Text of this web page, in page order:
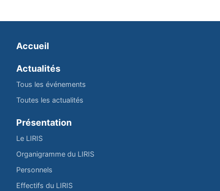
Accueil
Actualités
Tous les événements
Toutes les actualités
Présentation
Le LIRIS
Organigramme du LIRIS
Personnels
Effectifs du LIRIS